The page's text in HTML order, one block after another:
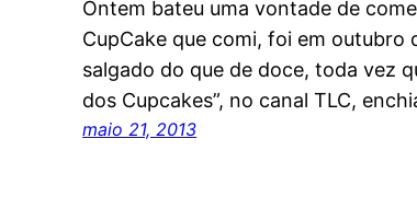
Ontem bateu uma vontade de
CupCake que comi, foi em outubro
salgado do que de doce, toda vez
dos Cupcakes”, no canal TLC,
maio 21, 2013